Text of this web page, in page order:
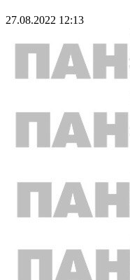
27.08.2022 12:13